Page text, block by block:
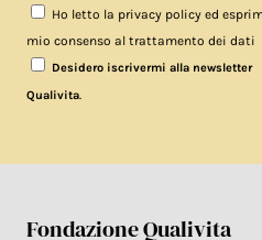
Ho letto la privacy policy ed
mio consenso al trattamento dei dati
Desidero iscrivermi alla newsletter
Qualivita
Fondazione Qualivita